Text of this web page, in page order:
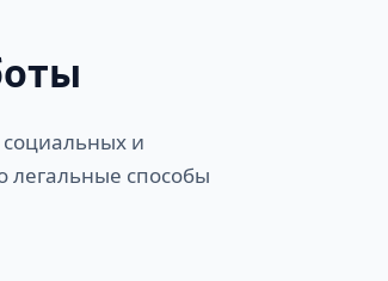
и
легальные способы